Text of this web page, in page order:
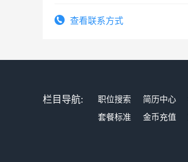
查看联系方式
栏目导航: 职位搜索 简历中心
套餐标准
金币充值